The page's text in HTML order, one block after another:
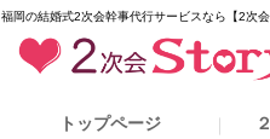
福岡の結婚式2次会幹事代行サービスなら【2次
トップページ